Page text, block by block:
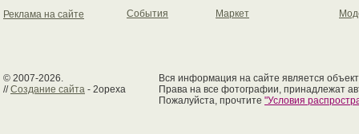
Реклама на сайте
События
Маркет
© 2007-2026.
//Создание сайта - 2opexa
Вся информация на сайте является
Права на все фотографии, принадлежат
Пожалуйста, прочтите "Условия